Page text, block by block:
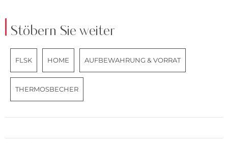
Stöbern Sie weiter
FLSK HOME AUFBEWAHRUNG & VORRAT
THERMOSBECHER